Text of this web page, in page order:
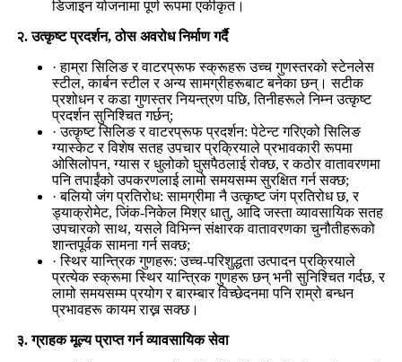
डिजाइन योजनामा ​​पूर्ण रूपमा एकीकृत।
२. उत्कृष्ट प्रदर्शन, ठोस अवरोध निर्माण गर्दै
· हाम्रा सिलिङ र वाटरप्रूफ स्क्रूहरू उच्च गुणस्तरको स्टेनलेस
स्टील, कार्बन स्टील र अन्य सामग्रीहरूबाट बनेका छन्। सटीक
प्रशोधन र कडा गुणस्तर नियन्त्रण पछि, तिनीहरूले निम्न उत्कृष्ट
प्रदर्शन सुनिश्चित गर्छन्;
· उत्कृष्ट सिलिङ र वाटरप्रूफ प्रदर्शन: पेटेन्ट गरिएको सिलिङ
ग्यास्केट र विशेष सतह उपचार प्रक्रियाले प्रभावकारी रूपमा
ओसिलोपन, ग्यास र धुलोको घुसपैठलाई रोक्छ, र कठोर वातावरणमा
पनि तपाईंको उपकरणलाई लामो समयसम्म सुरक्षित गर्न सक्छ;
· बलियो जंग प्रतिरोध: सामग्रीमा नै उत्कृष्ट जंग प्रतिरोध छ, र
ड्याक्रोमेट, जिंक-निकेल मिश्र धातु, आदि जस्ता व्यावसायिक सतह
उपचारको साथ, यसले विभिन्न संक्षारक वातावरणका चुनौतीहरूको
शान्तपूर्वक सामना गर्न सक्छ;
· स्थिर यान्त्रिक गुणहरू: उच्च-परिशुद्धता उत्पादन प्रक्रियाले
प्रत्येक स्क्रूमा स्थिर यान्त्रिक गुणहरू छन् भनी सुनिश्चित गर्दछ, र
लामो समयसम्म प्रयोग र बारम्बार विच्छेदनमा पनि राम्रो बन्धन
प्रभावहरू कायम राख्न सक्छ।
३. ग्राहक मूल्य प्राप्त गर्न व्यावसायिक सेवा